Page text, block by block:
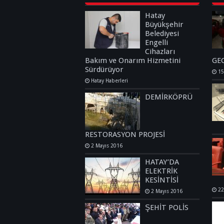
Hatay
Büyükşehir
Belediyesi
Engelli
Cihazları
Bakım ve Onarım Hizmetini
Sürdürüyor
Hatay Haberleri
DEMİRKÖPRÜ
RESTORASYON PROJESİ
2 Mayıs 2016
HATAY’DA
ELEKTRİK
KESİNTİSİ
2 Mayıs 2016
ŞEHİT POLİS